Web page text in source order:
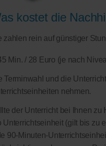
kostet die
zahlen rein auf günstiger
Min. / 28 Euro (je nach
Terminwahl und die
nehmen.
der Unterricht bei Ihnen zu
Unterrichtseinheit (gilt bis zu
90-Minuten-